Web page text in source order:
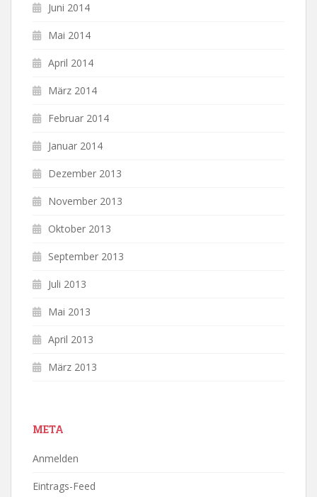
Juni 2014
Mai 2014
April 2014
März 2014
Februar 2014
Januar 2014
Dezember 2013
November 2013
Oktober 2013
September 2013
Juli 2013
Mai 2013
April 2013
März 2013
META
Anmelden
Eintrags-Feed